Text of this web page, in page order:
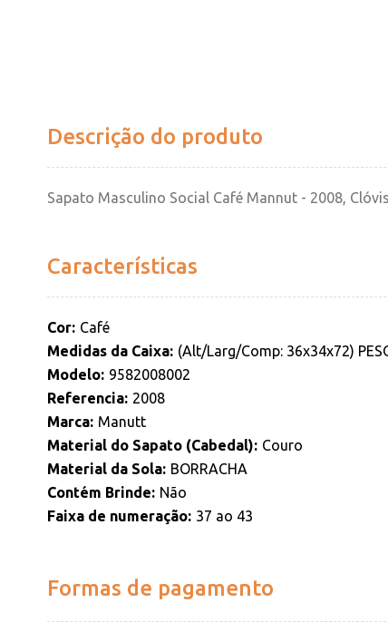
Descrição do produto
Sapato Masculino Social Café Mannut - 2008,
Características
Cor Café
Medidas da Caixa (Alt/Larg/Comp: 36x34x72)
Modelo 9582008002
Referencia 2008
Marca Manutt
Material do Sapato (Cabedal)
Couro
Material da Sola BORRACHA
Contém Brinde
Não
Faixa de numeração 37 ao 43
Formas de pagamento